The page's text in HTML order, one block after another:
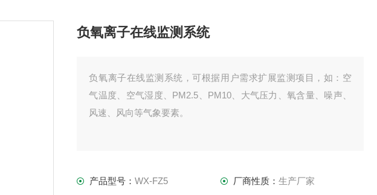
负氧离子在线监测系统
负氧离子在线监测系统，可根据用户需求扩展监测项目，如：空
气温度、空气湿度、PM2.5、PM10、大气压力、氧含量、噪声、
风速、风向等气象要素。
产品型号：WX-FZ5 厂商性质： 生产厂家